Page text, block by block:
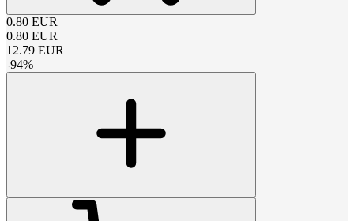
0.80 EUR
0.80 EUR
12.79 EUR
-94%